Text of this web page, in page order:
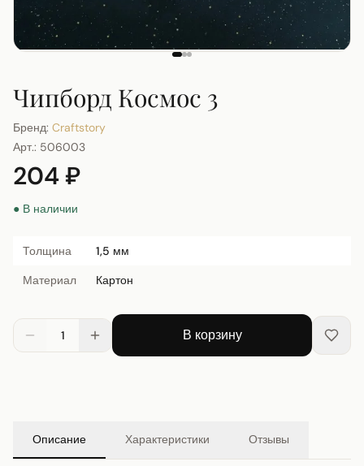
Чипборд Космос 3
Бренд: Craftstory
Арт.: 506003
204 ₽
● В наличии
Толщина
1,5 мм
Материал
Картон
1 В корзину
Описание Характеристики Отзывы